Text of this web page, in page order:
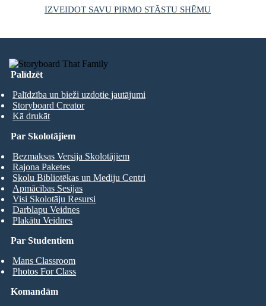
IZVEIDOT SAVU PIRMO STĀSTU SHĒMU
Palīdzēt
Palīdzība un bieži uzdotie jautājumi
Storyboard Creator
Kā drukāt
Par Studentiem
Mans Classroom
Photos For Class
Par Skolotājiem
Bezmaksas Versija Skolotājiem
Rajona Paketes
Skolu Bibliotēkas un Mediju Centri
Apmācības Sesijas
Visi Skolotāju Resursi
Darblapu Veidnes
Plakātu Veidnes
Komandām